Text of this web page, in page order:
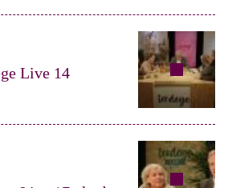
Live 14